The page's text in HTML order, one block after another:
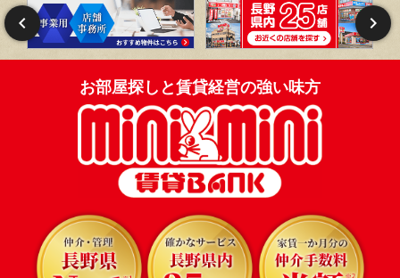
お部屋探しと賃貸経営の強い味方